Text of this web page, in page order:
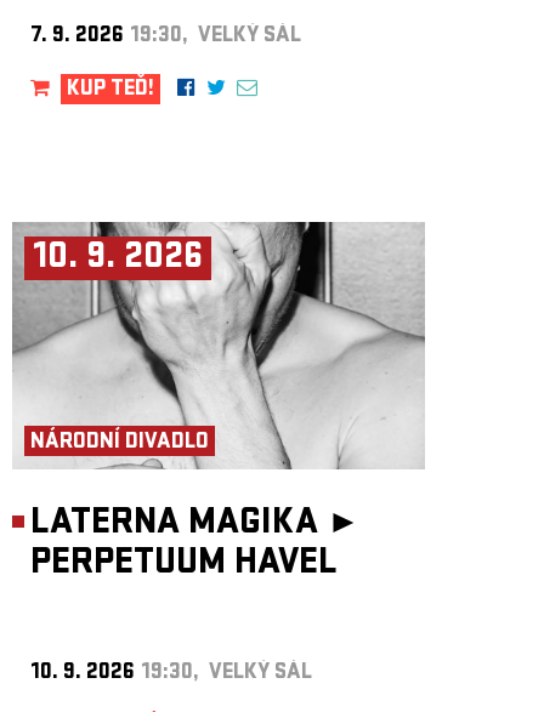
7. 9. 2026 19:30, VELKÝ SÁL
KUP TEĎ!
10. 9. 2026
NÁRODNÍ DIVADLO
LATERNA MAGIKA ►
PERPETUUM HAVEL
10. 9. 2026 19:30, VELKÝ SÁL